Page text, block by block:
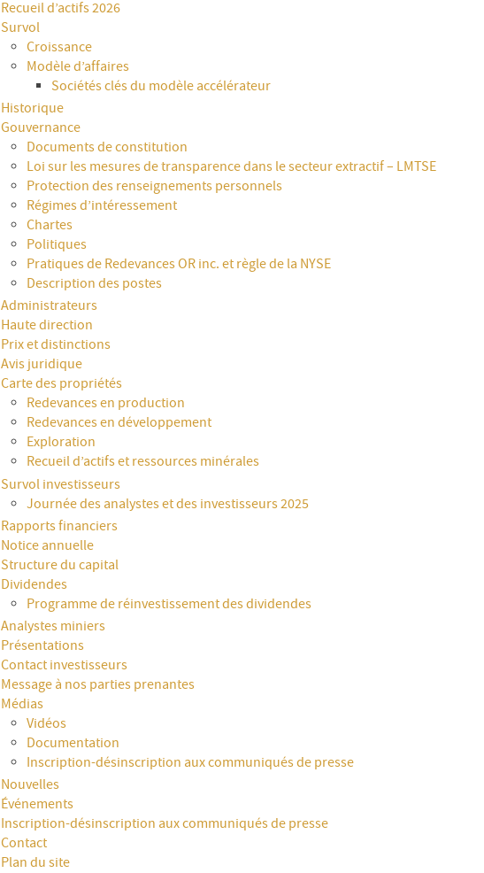
Recueil d’actifs 2026
Survol
Croissance
Modèle d’affaires
Sociétés clés du modèle accélérateur
Historique
Gouvernance
Documents de constitution
Loi sur les mesures de transparence dans le secteur extractif – LMTSE
Protection des renseignements personnels
Régimes d’intéressement
Chartes
Politiques
Pratiques de Redevances OR inc. et règle de la NYSE
Description des postes
Administrateurs
Haute direction
Prix et distinctions
Avis juridique
Carte des propriétés
Redevances en production
Redevances en développement
Exploration
Recueil d’actifs et ressources minérales
Survol investisseurs
Journée des analystes et des investisseurs 2025
Rapports financiers
Notice annuelle
Structure du capital
Dividendes
Programme de réinvestissement des dividendes
Analystes miniers
Présentations
Contact investisseurs
Message à nos parties prenantes
Médias
Vidéos
Documentation
Inscription-désinscription aux communiqués de presse
Nouvelles
Événements
Inscription-désinscription aux communiqués de presse
Contact
Plan du site